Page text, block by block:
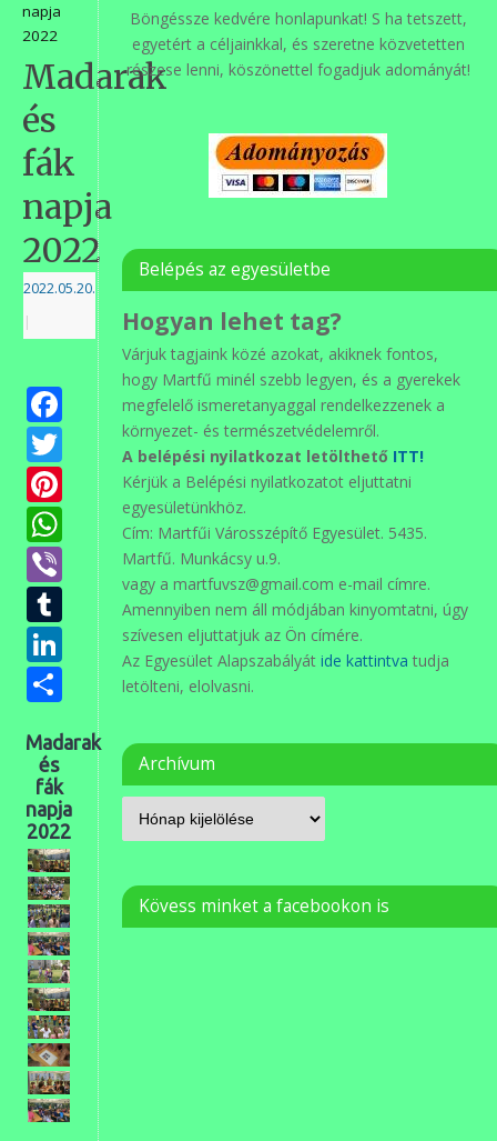
napja
2022
Madarak
és
fák
napja
2022
2022.05.20.
|
Facebook
Twitter
Pinterest
WhatsApp
Viber
Tumblr
LinkedIn
Ossza
meg
Madarak
és
fák
napja
2022
Böngéssze kedvére honlapunkat! S ha tetszett,
egyetért a céljainkkal, és szeretne közvetetten
részese lenni, köszönettel fogadjuk adományát!
Belépés az egyesületbe
Hogyan lehet tag?
Várjuk tagjaink közé azokat, akiknek fontos,
hogy Martfű minél szebb legyen, és a gyerekek
megfelelő ismeretanyaggal rendelkezzenek a
környezet- és természetvédelemről.
A belépési nyilatkozat letölthető ITT!
Kérjük a Belépési nyilatkozatot eljuttatni
egyesületünkhöz.
Cím: Martfűi Városszépítő Egyesület. 5435.
Martfű. Munkácsy u.9.
vagy a martfuvsz@gmail.com e-mail címre.
Amennyiben nem áll módjában kinyomtatni, úgy
szívesen eljuttatjuk az Ön címére.
Az Egyesület Alapszabályát ide kattintva tudja
letölteni, elolvasni.
Archívum
Kövess minket a facebookon is